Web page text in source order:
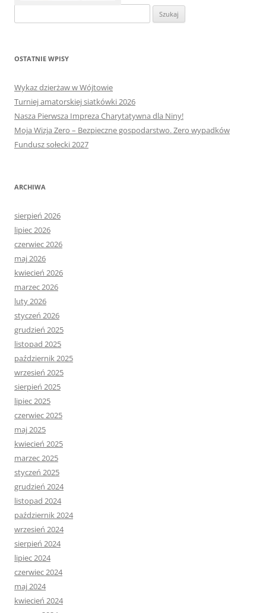
OSTATNIE WPISY
Wykaz dzierżaw w Wójtowie
Turniej amatorskiej siatkówki 2026
Nasza Pierwsza Impreza Charytatywna dla Niny!
Moja Wizja Zero – Bezpieczne gospodarstwo. Zero wypadków
Fundusz sołecki 2027
ARCHIWA
sierpień 2026
lipiec 2026
czerwiec 2026
maj 2026
kwiecień 2026
marzec 2026
luty 2026
styczeń 2026
grudzień 2025
listopad 2025
październik 2025
wrzesień 2025
sierpień 2025
lipiec 2025
czerwiec 2025
maj 2025
kwiecień 2025
marzec 2025
styczeń 2025
grudzień 2024
listopad 2024
październik 2024
wrzesień 2024
sierpień 2024
lipiec 2024
czerwiec 2024
maj 2024
kwiecień 2024